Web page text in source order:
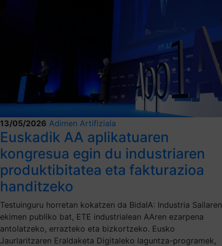
13/05/2026 Adimen Artifiziala
Euskadik AA aplikatuaren
kongresua egin du industriaren
produktibitatea eta fakturazioa
handitzeko
Testuinguru horretan kokatzen da BidaIA: Industria Sailaren
ekimen publiko bat, ETE industrialean AAren ezarpena
antolatzeko, errazteko eta bizkortzeko. Eusko
Jaurlaritzaren Eraldaketa Digitaleko laguntza-programek,